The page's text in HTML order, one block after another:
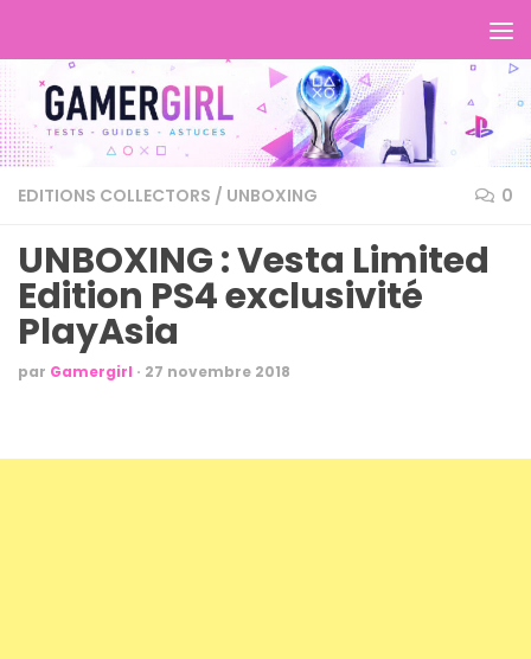
EDITIONS COLLECTORS / UNBOXING 0
UNBOXING : Vesta Limited
Edition PS4 exclusivité
PlayAsia
par Gamergirl · 27 novembre 2018